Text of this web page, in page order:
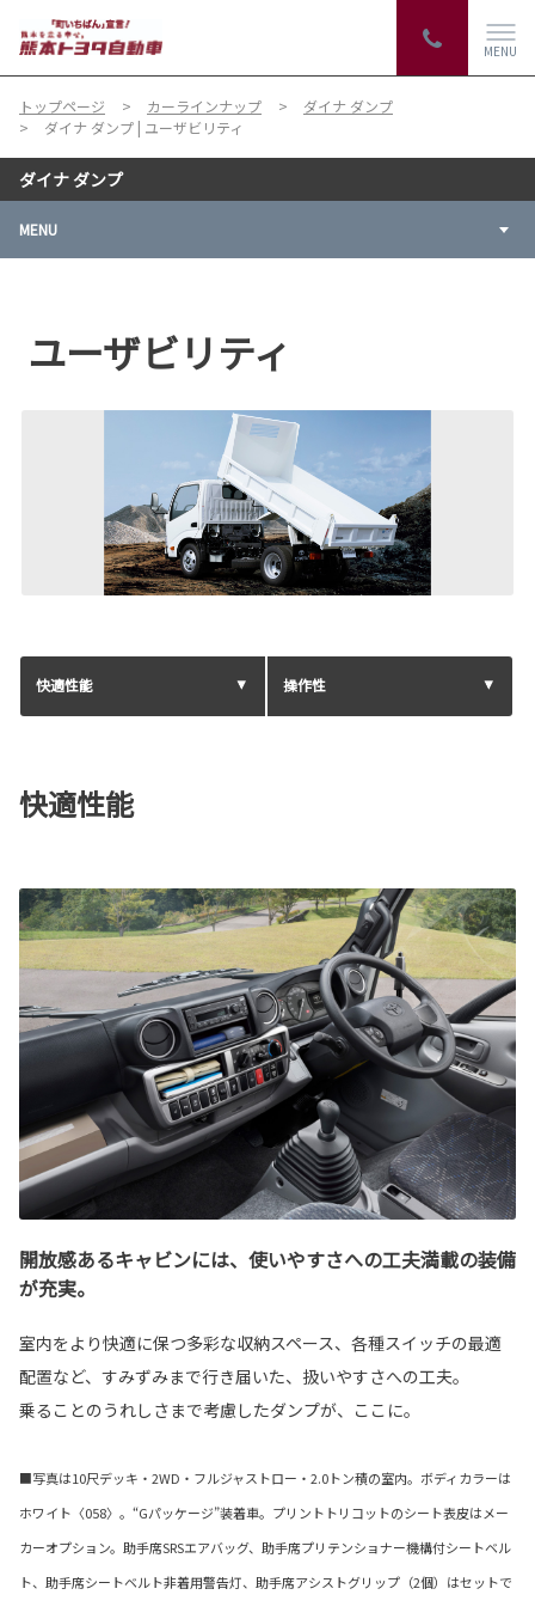
MENU
トップページ カーラインナップ
ダイナ ダンプ
ダイナ ダンプ | ユーザビリティ
ダイナ ダンプ
MENU
ユーザビリティ
快適性能 操作性
快適性能
開放感あるキャビンには、使いやすさへの工夫満載の装備
が充実。
室内をより快適に保つ多彩な収納スペース、各種スイッチの最適
配置など、すみずみまで行き届いた、扱いやすさへの工夫。
乗ることのうれしさまで考慮したダンプが、ここに。
■写真は10尺デッキ・2WD・フルジャストロー・2.0トン積の室内。ボディカラーは
ホワイト〈058〉。“Gパッケージ”装着車。プリントトリコットのシート表皮はメー
カーオプション。助手席SRSエアバッグ、助手席プリテンショナー機構付シートベル
ト、助手席シートベルト非着用警告灯、助手席アシストグリップ（2個）はセットで